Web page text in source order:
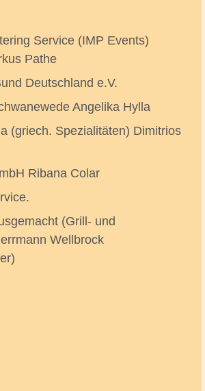
Service (IMP Events)
Pathe
Deutschland e.V.
Angelika Hylla
(griech. Spezialitäten) Dimitrios
Ribana Colar
(Grill- und
Wellbrock